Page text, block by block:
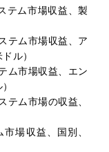
テム市場収益、製
テム市場収益、ア
ル）
ム市場収益、エン
ム市場の収益、
場収益、国別、